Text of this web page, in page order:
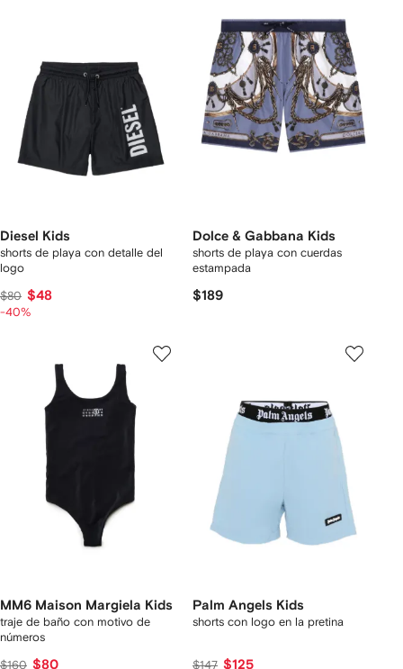
Diesel Kids
shorts de playa con detalle del
logo
$80 $48
-40%
Dolce & Gabbana Kids
shorts de playa con cuerdas
estampada
$189
MM6 Maison Margiela Kids
traje de baño con motivo de
números
$160 $80
Palm Angels Kids
shorts con logo en la pretina
$147 $125